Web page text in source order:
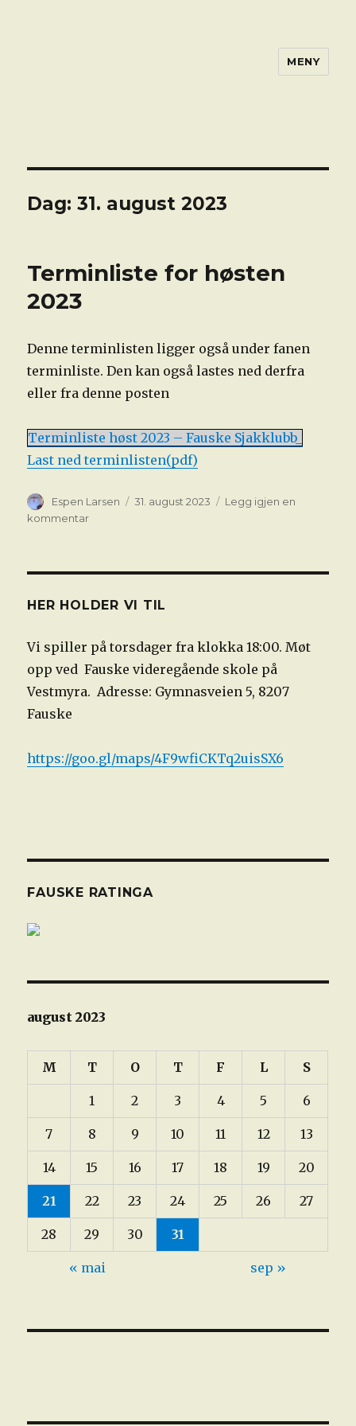
MENY
Dag:31. august 2023
Terminliste for høsten
2023
Denne terminlisten ligger også under fanen
terminliste. Den kan også lastes ned derfra
eller fra denne posten
Terminliste høst 2023 – Fauske Sjakklubb_
Last ned terminlisten(pdf)
Forfatter
Espen Larsen Publisert
31. august 2023
Legg igjen en
kommentartil
HER HOLDER VI TIL
Vi spiller på torsdager fra klokka 18:00. Møt
opp ved Fauske videregående skole på
Vestmyra. Adresse: Gymnasveien 5, 8207
Fauske
https://goo.gl/maps/4F9wfiCKTq2uisSX6
FAUSKE RATINGA
august 2023
M T O T F L S
1 2 3 4 5 6
7 8 9 10 11 12 13
14 15 16 17 18 19 20
21 22 23 24 25 26 27
28 29 30 31
« mai sep »